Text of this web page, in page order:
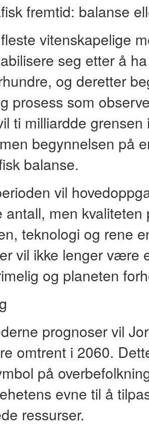
fremtid: balanse
vitenskapelige
seg etter å
og deretter
prosess som
ti milliardde
begynnelsen på
balanse.
vil
men
teknologi og rene
vil ikke lenger være
og planeten
prognoser vil
omtrent i 2060.
på
evne til å
ressurser.